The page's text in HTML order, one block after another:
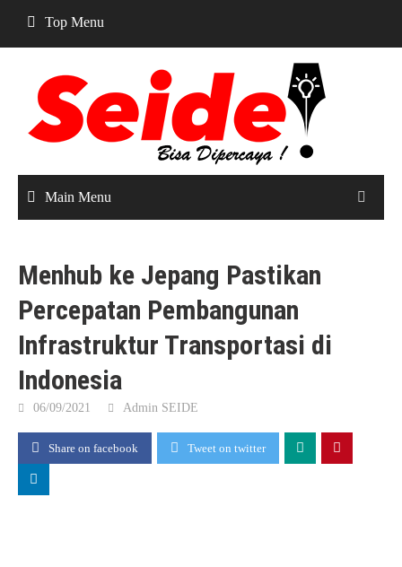
content
Top Menu
Main Menu
Menhub ke Jepang Pastikan
Percepatan Pembangunan
Infrastruktur Transportasi di
Indonesia
06/09/2021 Admin SEIDE
Share on facebook Tweet on twitter